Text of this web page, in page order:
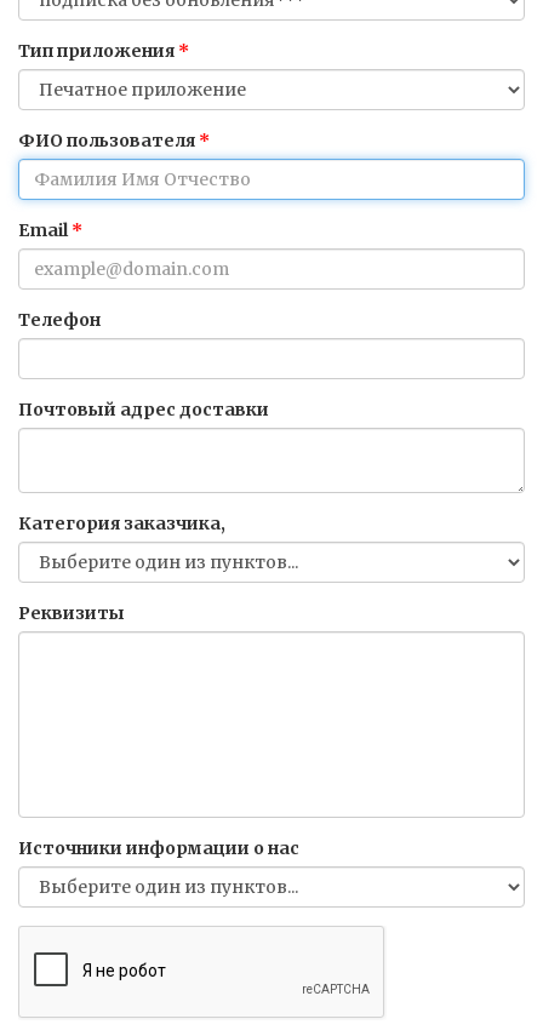
Тип приложения
ФИО пользователя
Email
Телефон
Почтовый адрес доставки
Категория заказчика,
Реквизиты
Источники информации о нас